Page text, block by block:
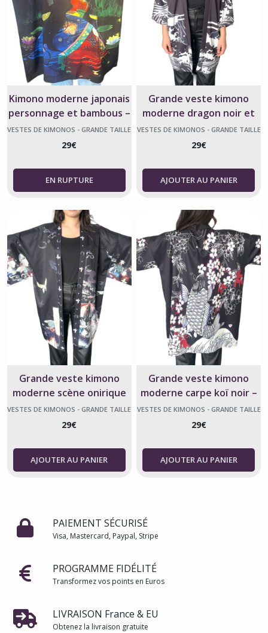
Kimono moderne japonais
personnage et bambous –
homme femme
VESTES DE KIMONOS - GRANDE TAILLE
29€
Grande veste kimono
moderne dragon noir et
blanc – unisexe
VESTES DE KIMONOS - GRANDE TAILLE
29€
AJOUTER AU PANIER
Grande veste kimono
moderne scène onirique
noire – unisexe
VESTES DE KIMONOS - GRANDE TAILLE
29€
AJOUTER AU PANIER
Grande veste kimono
moderne carpe koï noir –
Unisexe
VESTES DE KIMONOS - GRANDE TAILLE
29€
AJOUTER AU PANIER
PAIEMENT SÉCURISÉ
Visa, Mastercard, Paypal, Stripe
PROGRAMME FIDÉLITÉ
Transformez vos points en Euros
LIVRAISON France & EU
Obtenez la livraison gratuite